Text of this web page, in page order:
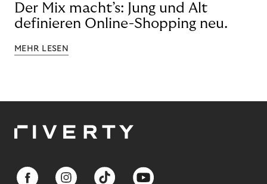
Der Mix macht’s: Jung und Alt
definieren Online-Shopping neu.
MEHR LESEN